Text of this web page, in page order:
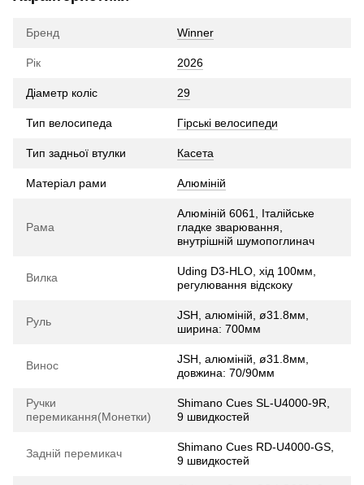
Бренд Winner
Рік 2026
Діаметр коліс 29
Тип велосипеда Гірські велосипеди
Тип задньої втулки Касета
Матеріал рами Алюміній
Рама
Алюміній 6061, Італійське
гладке зварювання,
внутрішній шумопоглинач
Вилка
Uding D3-HLO, хід 100мм,
регулювання відскоку
Руль
JSH, алюміній, ø31.8мм,
ширина: 700мм
Винос
JSH, алюміній, ø31.8мм,
довжина: 70/90мм
Ручки
перемикання(Монетки)
Shimano Cues SL-U4000-9R,
9 швидкостей
Задній перемикач
Shimano Cues RD-U4000-GS,
9 швидкостей